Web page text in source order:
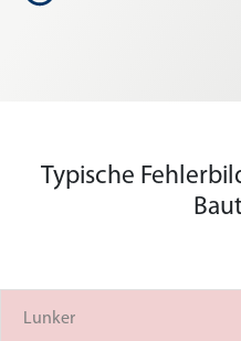
Typische
Lunker